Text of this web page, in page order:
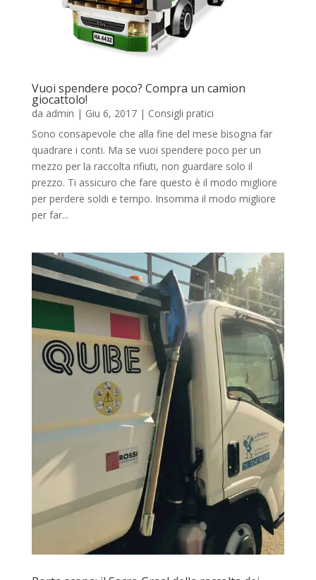
Vuoi spendere poco? Compra un camion
giocattolo!
da admin | Giu 6, 2017| Consigli pratici
Sono consapevole che alla fine del mese bisogna far
quadrare i conti. Ma se vuoi spendere poco per un
mezzo per la raccolta rifiuti, non guardare solo il
prezzo. Ti assicuro che fare questo è il modo migliore
per perdere soldi e tempo. Insomma il modo migliore
per far...